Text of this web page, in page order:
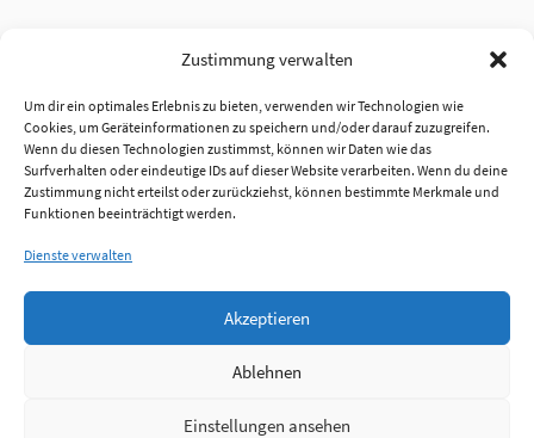
Zustimmung verwalten
Um dir ein optimales Erlebnis zu bieten, verwenden wir Technologien wie
Cookies, um Geräteinformationen zu speichern und/oder darauf zuzugreifen.
Wenn du diesen Technologien zustimmst, können wir Daten wie das
Surfverhalten oder eindeutige IDs auf dieser Website verarbeiten. Wenn du deine
Zustimmung nicht erteilst oder zurückziehst, können bestimmte Merkmale und
Funktionen beeinträchtigt werden.
Dienste verwalten
Akzeptieren
Ablehnen
Einstellungen ansehen
Anmelden